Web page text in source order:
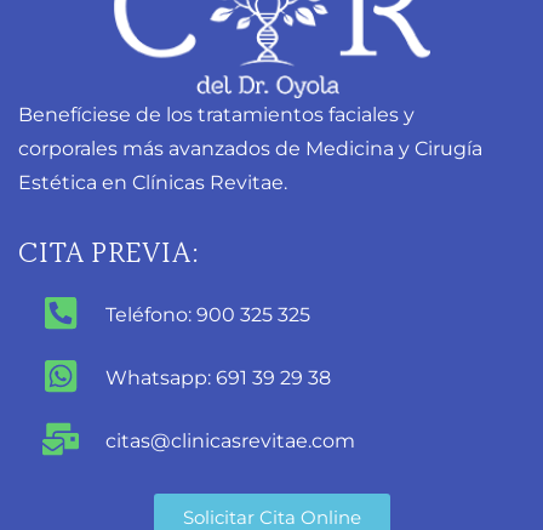
Benefíciese de los tratamientos faciales y
corporales más avanzados de Medicina y Cirugía
Estética en Clínicas Revitae.
CITA PREVIA:
Teléfono: 900 325 325
Whatsapp: 691 39 29 38
citas@clinicasrevitae.com
Solicitar Cita Online